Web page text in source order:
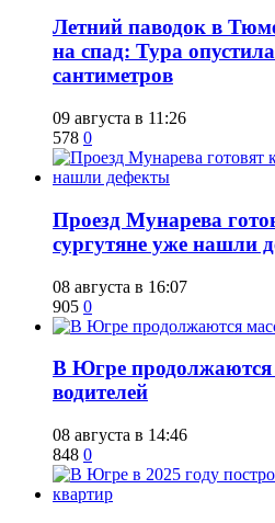
​Летний паводок в
на спад: Тура
сантиметров
09 августа в 11:26
578 0
​Проезд Мунарева
сургутяне уже нашли
08 августа в 16:07
905 0
​В Югре продолжаются
водителей
08 августа в 14:46
848 0